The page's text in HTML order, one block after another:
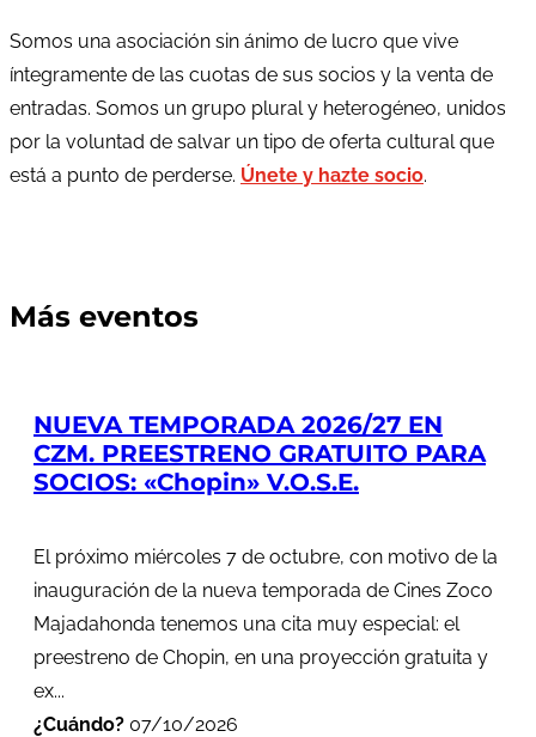
Somos una asociación sin ánimo de lucro que vive
íntegramente de las cuotas de sus socios y la venta de
entradas. Somos un grupo plural y heterogéneo, unidos
por la voluntad de salvar un tipo de oferta cultural que
está a punto de perderse. Únete y hazte socio.
Más eventos
NUEVA TEMPORADA 2026/27 EN
CZM. PREESTRENO GRATUITO PARA
SOCIOS: «Chopin» V.O.S.E.
El próximo miércoles 7 de octubre, con motivo de la
inauguración de la nueva temporada de Cines Zoco
Majadahonda tenemos una cita muy especial: el
preestreno de Chopin, en una proyección gratuita y
ex...
¿Cuándo? 07/10/2026